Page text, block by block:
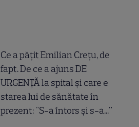
Ce a pățit Emilian Crețu, de
fapt. De ce a ajuns DE
URGENȚĂ la spital și care e
starea lui de sănătate în
prezent: "S-a întors și s-a..."